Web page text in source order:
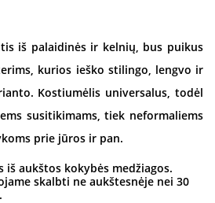
iš palaidinės ir kelnių, bus puikus
kurios ieško stilingo, lengvo ir
Kostiumėlis universalus, todėl
susitikimams, tiek neformaliems
prie jūros ir pan.
iš aukštos kokybės medžiagos.
skalbti ne aukštesnėje nei 30